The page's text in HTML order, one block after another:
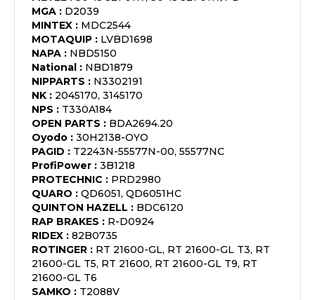
MGA : D2039
MINTEX : MDC2544
MOTAQUIP : LVBD1698
NAPA : NBD5150
National : NBD1879
NIPPARTS : N3302191
NK : 2045170, 3145170
NPS : T330A184
OPEN PARTS : BDA2694.20
Oyodo : 30H2138-OYO
PAGID : T2243N-55577N-00, 55577NC
ProfiPower : 3B1218
PROTECHNIC : PRD2980
QUARO : QD6051, QD6051HC
QUINTON HAZELL : BDC6120
RAP BRAKES : R-D0924
RIDEX : 82B0735
ROTINGER : RT 21600-GL, RT 21600-GL T3, RT
21600-GL T5, RT 21600, RT 21600-GL T9, RT
21600-GL T6
SAMKO : T2088V